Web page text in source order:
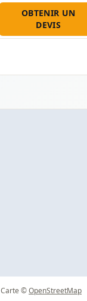
OBTENIR UN
DEVIS
Carte ©OpenStreetMap